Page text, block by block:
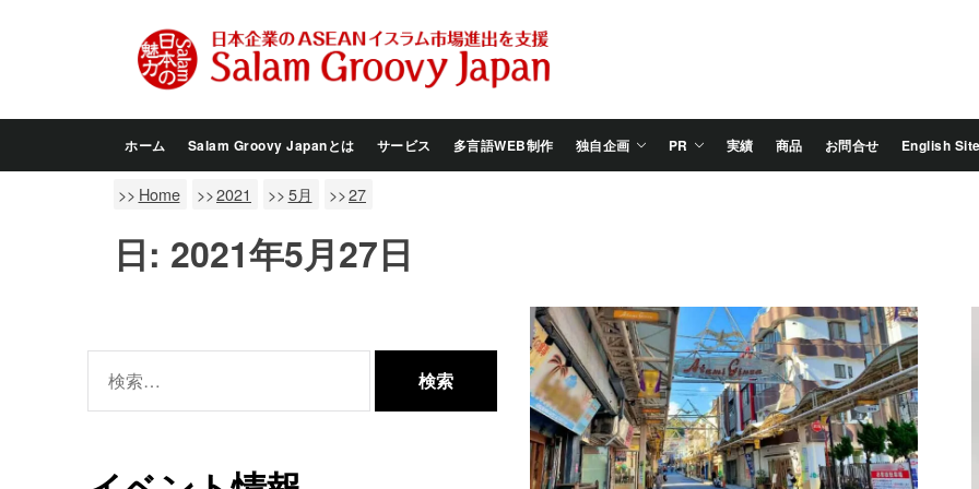
Groovy
Japan
ホーム Salam Groovy Japanとは サービス 多言語WEB制作 独自企画 PR 実績 商品 お問合せ English
Home 2021 5月 27
日: 2021年5月27日
索: